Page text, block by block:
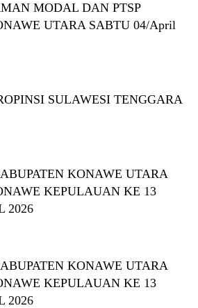
MODAL DAN PTSP
UTARA SABTU 04/April
SULAWESI TENGGARA
KONAWE UTARA
KEPULAUAN KE 13
2026
KONAWE UTARA
KEPULAUAN KE 13
2026